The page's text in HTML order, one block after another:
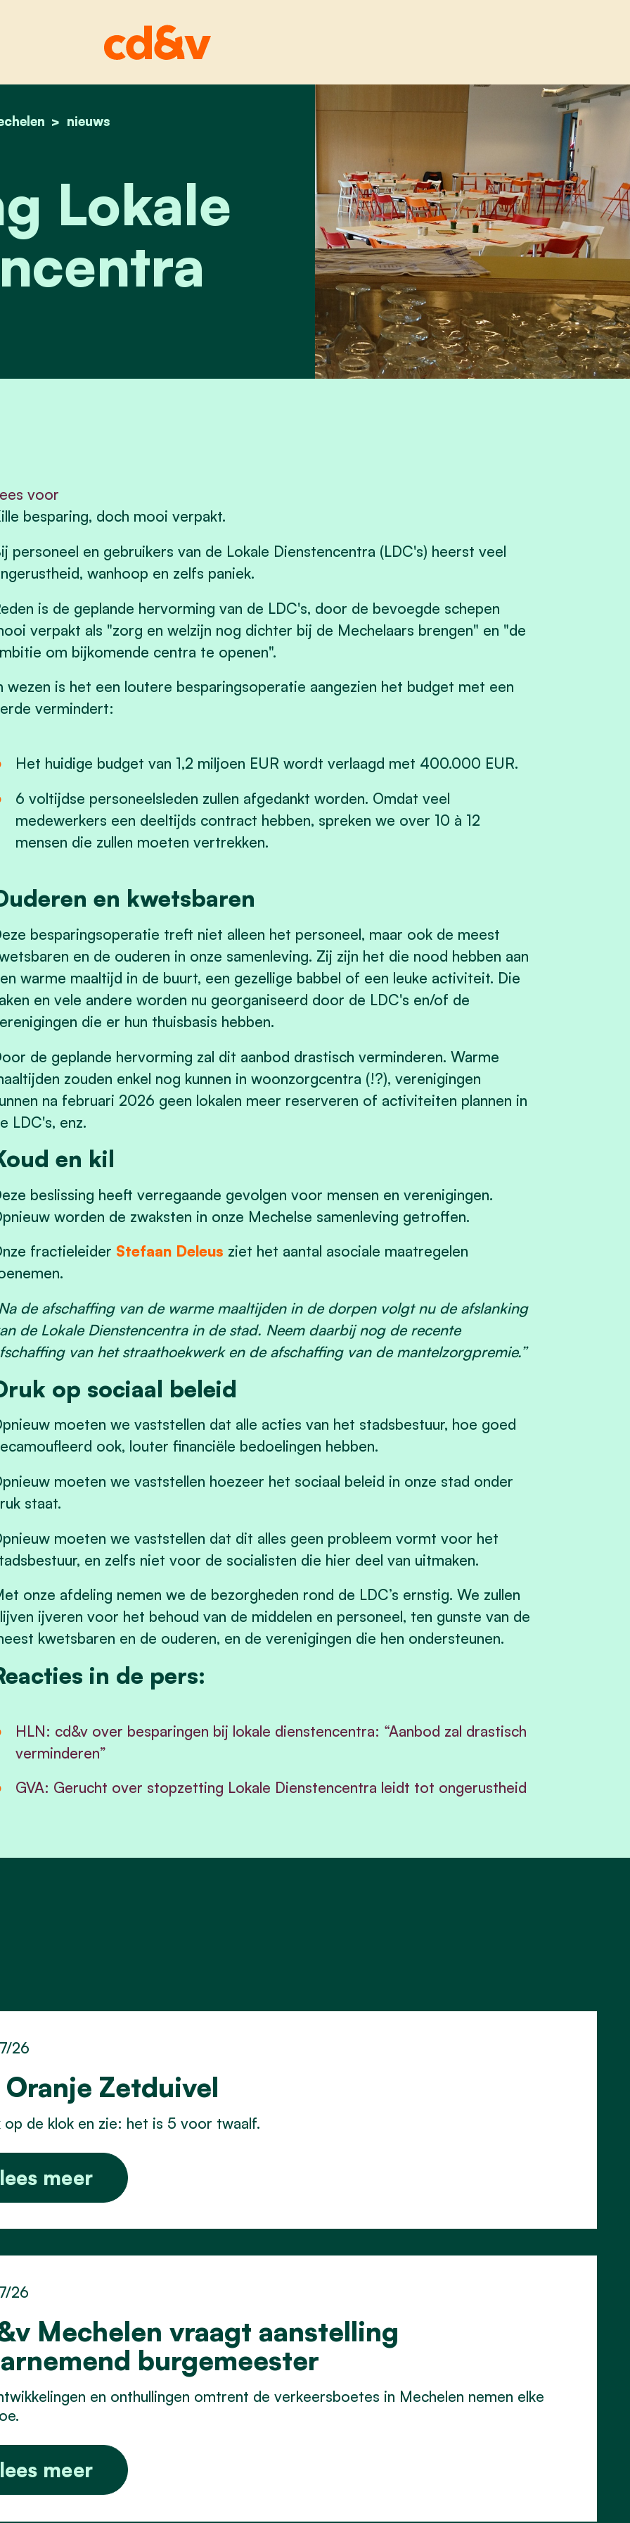
home nieuws
besparing lokale dienstencentra
Lokale
voor
besparing, doch mooi verpakt.
personeel en gebruikers van de Lokale Dienstencentra (LDC's) heerst veel
wanhoop en zelfs paniek.
is de geplande hervorming van de LDC's, door de bevoegde schepen
verpakt als "zorg en welzijn nog dichter bij de Mechelaars brengen" en "de
om bijkomende centra te openen".
wezen is het een loutere besparingsoperatie aangezien het budget met een
vermindert:
Het huidige budget van 1,2 miljoen EUR wordt verlaagd met 400.000 EUR.
6 voltijdse personeelsleden zullen afgedankt worden. Omdat veel
medewerkers een deeltijds contract hebben, spreken we over 10 à 12
mensen die zullen moeten vertrekken.
en kwetsbaren
besparingsoperatie treft niet alleen het personeel, maar ook de meest
en de ouderen in onze samenleving. Zij zijn het die nood hebben aan
warme maaltijd in de buurt, een gezellige babbel of een leuke activiteit. Die
en vele andere worden nu georganiseerd door de LDC's en/of de
die er hun thuisbasis hebben.
de geplande hervorming zal dit aanbod drastisch verminderen. Warme
zouden enkel nog kunnen in woonzorgcentra (!?), verenigingen
na februari 2026 geen lokalen meer reserveren of activiteiten plannen in
LDC's, enz.
en kil
beslissing heeft verregaande gevolgen voor mensen en verenigingen.
worden de zwaksten in onze Mechelse samenleving getroffen.
fractieleider Stefaan Deleus ziet het aantal asociale maatregelen
de afschaffing van de warme maaltijden in de dorpen volgt nu de afslanking
de Lokale Dienstencentra in de stad. Neem daarbij nog de recente
van het straathoekwerk en de afschaffing van de mantelzorgpremie.”
op sociaal beleid
moeten we vaststellen dat alle acties van het stadsbestuur, hoe goed
ook, louter financiële bedoelingen hebben.
moeten we vaststellen hoezeer het sociaal beleid in onze stad onder
staat.
moeten we vaststellen dat dit alles geen probleem vormt voor het
en zelfs niet voor de socialisten die hier deel van uitmaken.
onze afdeling nemen we de bezorgheden rond de LDC’s ernstig. We zullen
ijveren voor het behoud van de middelen en personeel, ten gunste van de
kwetsbaren en de ouderen, en de verenigingen die hen ondersteunen.
in de pers:
HLN: cd&v over besparingen bij lokale dienstencentra: “Aanbod zal drastisch
verminderen”
GVA: Gerucht over stopzetting Lokale Dienstencentra leidt tot ongerustheid
Oranje Zetduivel
26
op de klok en zie: het is 5 voor twaalf.
lees meer
Mechelen vraagt aanstelling
burgemeester
26
en onthullingen omtrent de verkeersboetes in Mechelen nemen elke
lees meer